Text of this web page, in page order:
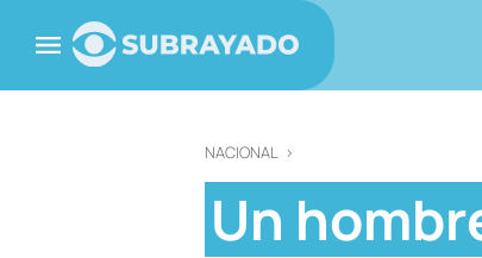
NACIONAL >
Un